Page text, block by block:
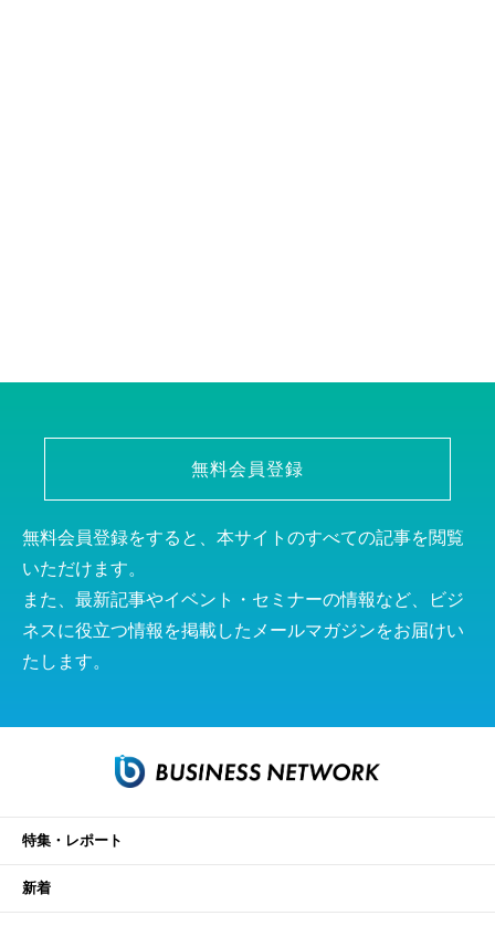
無料会員登録
無料会員登録をすると、本サイトのすべての記事を閲覧
いただけます。
また、最新記事やイベント・セミナーの情報など、ビジ
ネスに役立つ情報を掲載したメールマガジンをお届けい
たします。
特集・レポート
新着